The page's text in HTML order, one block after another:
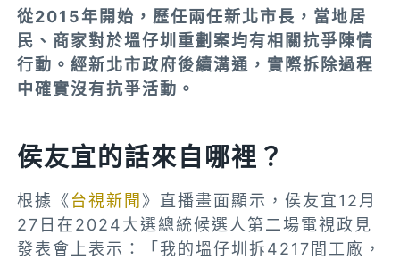
從2015年開始，歷任兩任新北市長，當地居
民、商家對於塭仔圳重劃案均有相關抗爭 陳情
行動。經新北市政府後續溝通，實際拆除過程
中確實沒有抗爭活動。
侯友宜的話來自哪裡？
根據《 台視新聞》直播畫面顯示，侯友宜12月
27日在2024大選總統候選人第二場電視政見
發表會上表示：「我的塭仔圳拆4217間工廠，